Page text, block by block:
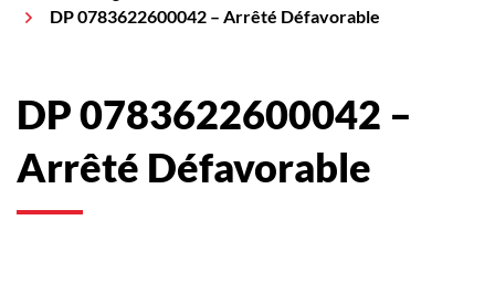
DP 0783622600042 – Arrêté Défavorable
DP 0783622600042 –
Arrêté Défavorable